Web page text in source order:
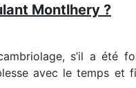
Montlhery ?
s’il a été
avec le temps et